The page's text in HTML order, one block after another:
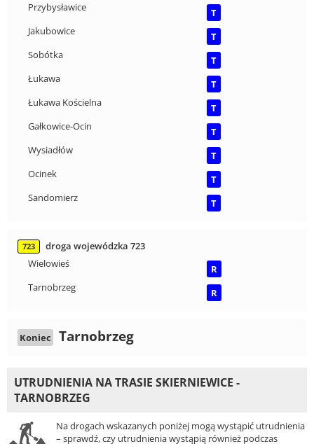
Przybysławice
T
Jakubowice
T
Sobótka
T
Łukawa
T
Łukawa Kościelna
T
Gałkowice-Ocin
T
Wysiadłów
T
Ocinek
T
Sandomierz
T
723
droga wojewódzka 723
Wielowieś
R
Tarnobrzeg
R
Koniec Tarnobrzeg
UTRUDNIENIA NA TRASIE SKIERNIEWICE -
TARNOBRZEG
Na drogach wskazanych poniżej mogą wystąpić utrudnienia
– sprawdź, czy utrudnienia wystąpią również podczas